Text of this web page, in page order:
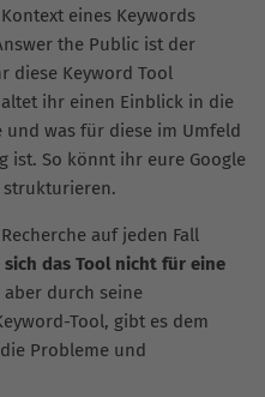
eines Keywords
the Public ist der
diese Keyword Tool
ihr einen Einblick in die
was für diese im Umfeld
ist. So könnt ihr eure Google
strukturieren.
auf jeden Fall
sich das Tool nicht für eine
aber durch seine
Tool, gibt es dem
Probleme und